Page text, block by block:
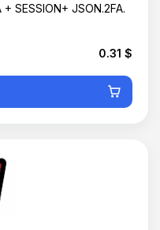
SESSION+ JSON.2FA.
0.31 $